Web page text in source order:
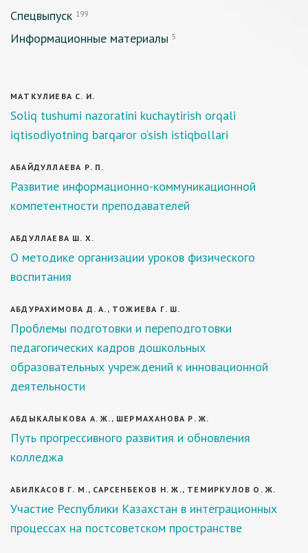
Спецвыпуск 199
Информационные материалы 5
MAТКУЛИЕВА С. И.
Soliq tushumi nazoratini kuchaytirish orqali
iqtisodiyotning barqaror o‘sish istiqbollari
АБАЙДУЛЛАЕВА Р. П.
Развитие информационно-коммуникационной
компетентности преподавателей
АБДУЛЛАЕВА Ш. Х.
О методике организации уроков физического
воспитания
АБДУРАХИМОВА Д. А., ТОЖИЕВА Г. Ш.
Проблемы подготовки и переподготовки
педагогических кадров дошкольных
образовательных учреждений к инновационной
деятельности
АБДЫКАЛЫКОВА А. Ж., ШЕРМАХАНОВА Р. Ж.
Путь прогрессивного развития и обновления
колледжа
АБИЛКАСОВ Г. М., САРСЕНБЕКОВ Н. Ж., ТЕМИРКУЛОВ О. Ж.
Участие Республики Казахстан в интеграционных
процессах на постсоветском пространстве